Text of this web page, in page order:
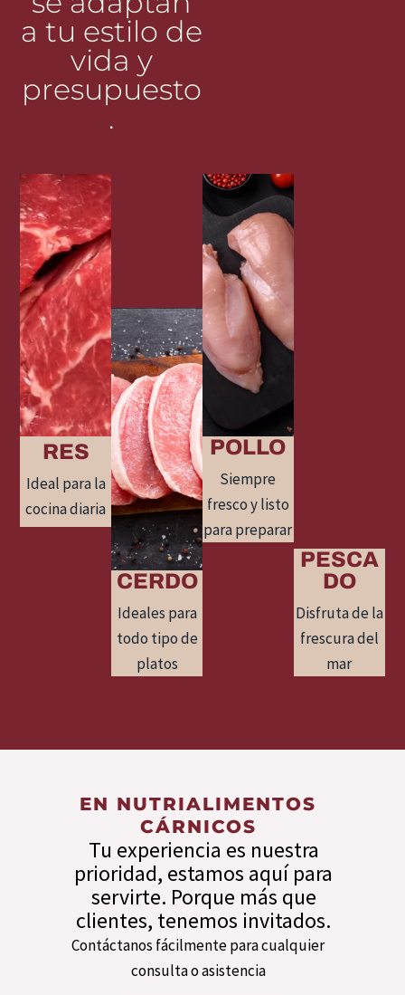
a tu estilo de
vida y
presupuesto
.
RES
Ideal para la
cocina diaria
CERDO
Ideales para
todo tipo de
platos
POLLO
Siempre
fresco y listo
para preparar
PESCA
DO
Disfruta de la
frescura del
mar
EN NUTRIALIMENTOS
CÁRNICOS
Tu experiencia es nuestra
prioridad, estamos aquí para
servirte. Porque más que
clientes, tenemos invitados.
Contáctanos fácilmente para cualquier
consulta o asistencia